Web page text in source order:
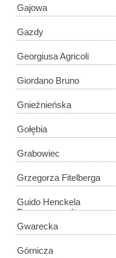
Gajowa
Gazdy
Georgiusa Agricoli
Giordano Bruno
Gnieźnieńska
Gołębia
Grabowiec
Grzegorza Fitelberga
Guido Henckela
Donnersmarcka
Gwarecka
Górnicza